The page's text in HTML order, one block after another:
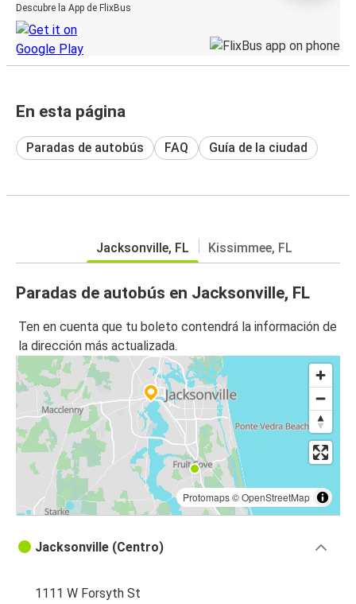
Descubre la App de FlixBus
En esta página
Paradas de autobús FAQ Guía de la ciudad
Jacksonville, FL Kissimmee, FL
Paradas de autobús en Jacksonville, FL
Ten en cuenta que tu boleto contendrá la información de
la dirección más actualizada.
Protomaps©OpenStreetMap
Jacksonville (Centro)
1111 W Forsyth St